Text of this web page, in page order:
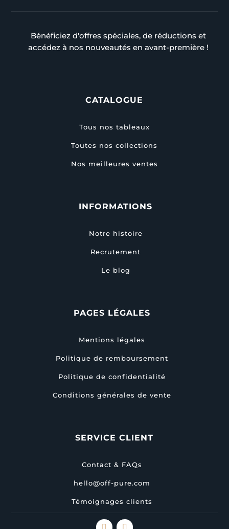
Bénéficiez d'offres spéciales, de réductions et
accédez à nos nouveautés en avant-première !
CATALOGUE
Tous nos tableaux
Toutes nos collections
Nos meilleures ventes
INFORMATIONS
Notre histoire
Recrutement
Le blog
PAGES LÉGALES
Mentions légales
Politique de remboursement
Politique de confidentialité
Conditions générales de vente
SERVICE CLIENT
Contact & FAQs
hello@off-pure.com
Témoignages clients